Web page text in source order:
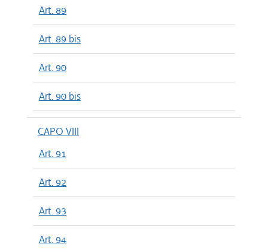
Art. 89
Art. 89 bis
Art. 90
Art. 90 bis
CAPO VIII
Art. 91
Art. 92
Art. 93
Art. 94